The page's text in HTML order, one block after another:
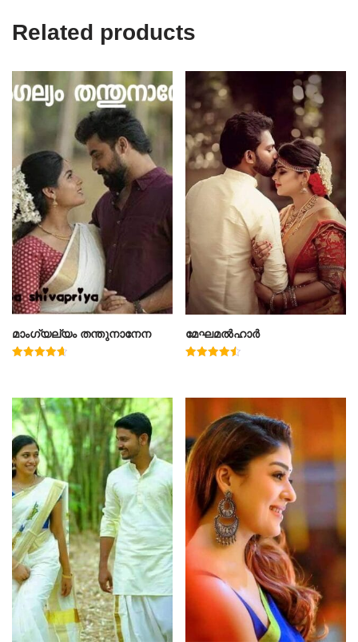
Related products
മാംഗ്യല്യം തന്തുനാനേന മേഘമൽഹാർ